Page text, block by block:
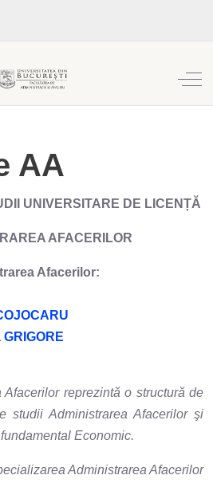
Off-
AA
UNIVERSITARE DE LICENȚĂ
AFACERILOR
Afacerilor:
Afacerilor reprezintă o structură de
studii Administrarea Afacerilor şi
Economic.
Administrarea Afacerilor